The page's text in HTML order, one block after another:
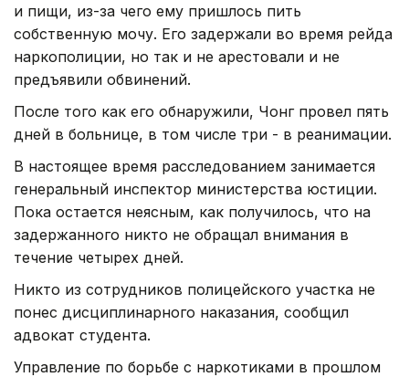
и пищи, из-за чего ему пришлось пить
собственную мочу. Его задержали во время рейда
наркополиции, но так и не арестовали и не
предъявили обвинений.
После того как его обнаружили, Чонг провел пять
дней в больнице, в том числе три - в реанимации.
В настоящее время расследованием занимается
генеральный инспектор министерства юстиции.
Пока остается неясным, как получилось, что на
задержанного никто не обращал внимания в
течение четырех дней.
Никто из сотрудников полицейского участка не
понес дисциплинарного наказания, сообщил
адвокат студента.
Управление по борьбе с наркотиками в прошлом